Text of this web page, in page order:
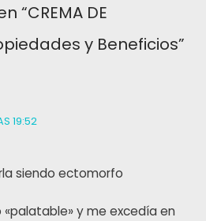
“CREMA DE
y Beneficios”
19:52
siendo ectomorfo
y me excedía en